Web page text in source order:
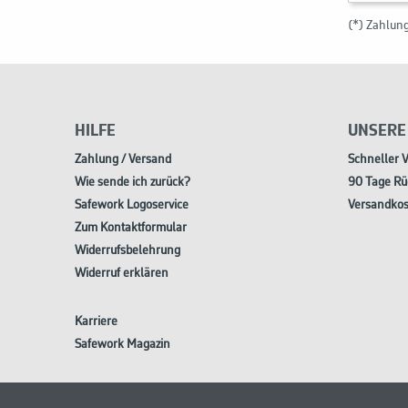
(*)
HILFE
Zahlung / Versand
Wie sende ich zurück?
Safework Logoservice
Zum Kontaktformular
Widerrufsbelehrung
Widerruf erklären
Karriere
Safework Magazin
Schneller
90 Tage